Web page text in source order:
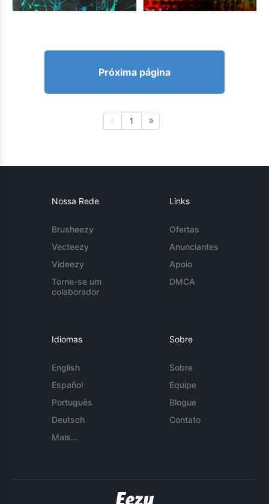
Próxima página
1
Nossa Rede
Brusheezy
Vecteezy
Videezy
Torne-se um
colaborador
Links
Ofertas
Anunciantes
Apoio
DMCA
Idiomas
English
Español
Português
Deutsch
Mais...
Sobre
Sobre
Equipe
Blogue
Contato